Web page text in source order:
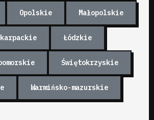
Opolskie Małopolskie
Łódzkie
Świętokrzyskie
Warmińsko-mazurskie